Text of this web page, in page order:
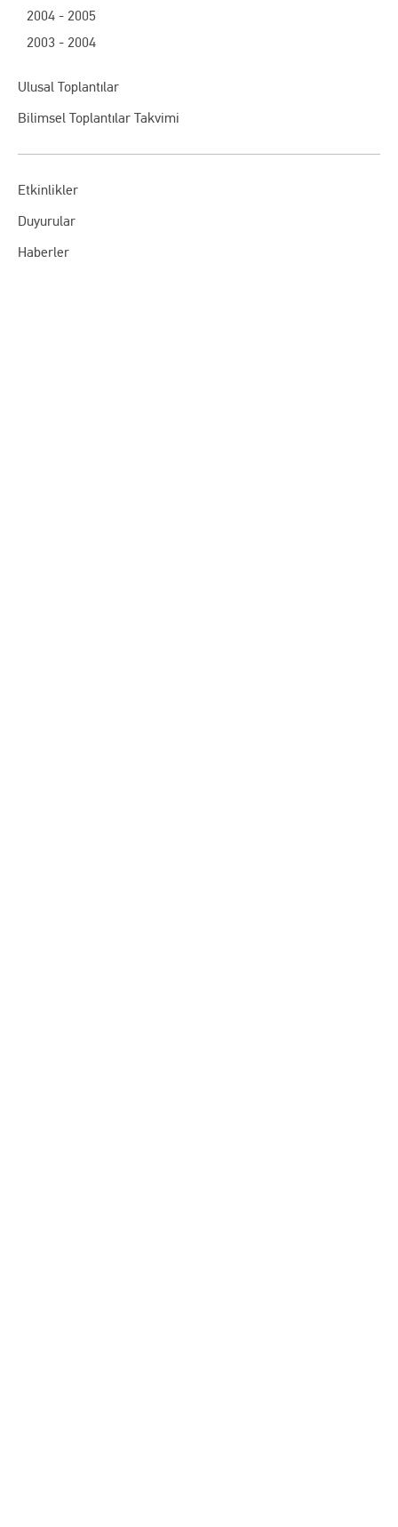
2004 - 2005
2003 - 2004
Ulusal Toplantılar
Bilimsel Toplantılar Takvimi
Etkinlikler
Duyurular
Haberler